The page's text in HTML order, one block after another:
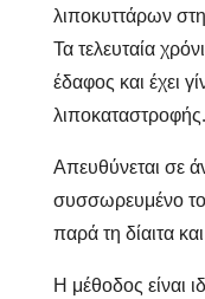
λιποκυττάρων
Τα τελευταία
έδαφος και έχει
λιποκαταστροφής.
Απευθύνεται σε
συσσωρευμένο
παρά τη δίαιτα
Η μέθοδος είναι